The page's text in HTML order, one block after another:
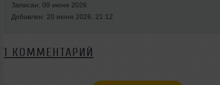
Записан: 09 июня 2026
Добавлен: 20 июня 2026, 21:12
1 КОММЕНТАРИЙ